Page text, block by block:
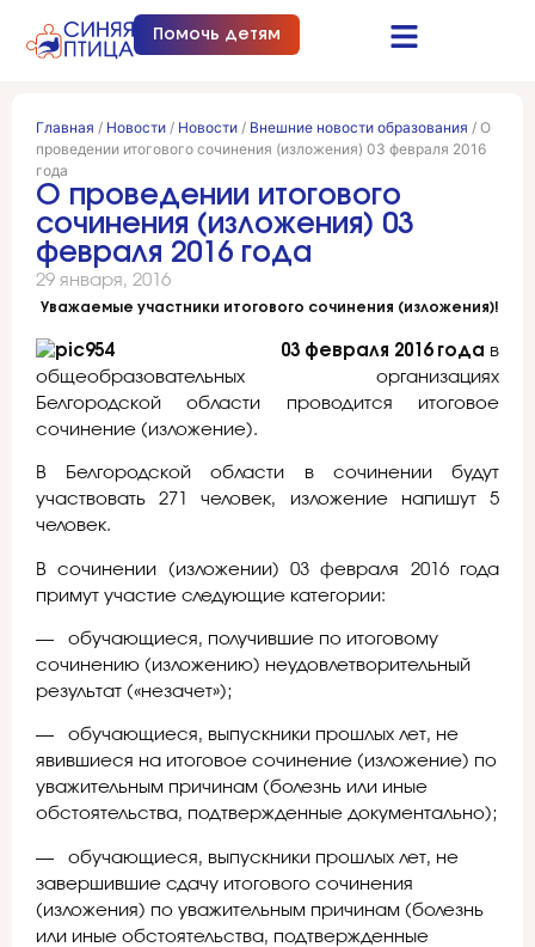
Помочь детям
Главная / Новости / Новости / Внешние новости образования / О
проведении итогового сочинения (изложения) 03 февраля 2016
года
О проведении итогового
сочинения (изложения) 03
февраля 2016 года
29 января, 2016
Уважаемые участники итогового сочинения (изложения)!
03 февраля 2016 года в
общеобразовательных организациях
Белгородской области проводится итоговое
сочинение (изложение).
В Белгородской области в сочинении будут
участвовать 271 человек, изложение напишут 5
человек.
В сочинении (изложении) 03 февраля 2016 года
примут участие следующие категории:
— обучающиеся, получившие по итоговому
сочинению (изложению) неудовлетворительный
результат («незачет»);
— обучающиеся, выпускники прошлых лет, не
явившиеся на итоговое сочинение (изложение) по
уважительным причинам (болезнь или иные
обстоятельства, подтвержденные документально);
— обучающиеся, выпускники прошлых лет, не
завершившие сдачу итогового сочинения
(изложения) по уважительным причинам (болезнь
или иные обстоятельства, подтвержденные